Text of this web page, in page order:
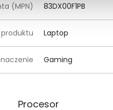
(MPN) 83DX00F1PB
produktu Laptop
Gaming
Procesor